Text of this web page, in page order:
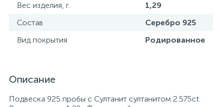
Вес изделия, г.
1,29
Состав
Серебро 925
Вид покрытия
Родированное
Описание
Подвеска 925 пробы с Султанит султанитом 2.575ct.